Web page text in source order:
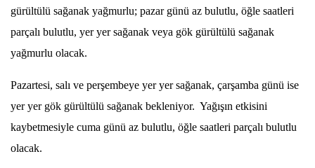
gürültülü sağanak yağmurlu; pazar günü az bulutlu, öğle saatleri
parçalı bulutlu, yer yer sağanak veya gök gürültülü sağanak
yağmurlu olacak.
Pazartesi, salı ve perşembeye yer yer sağanak, çarşamba günü ise
yer yer gök gürültülü sağanak bekleniyor. Yağışın etkisini
kaybetmesiyle cuma günü az bulutlu, öğle saatleri parçalı bulutlu
olacak.